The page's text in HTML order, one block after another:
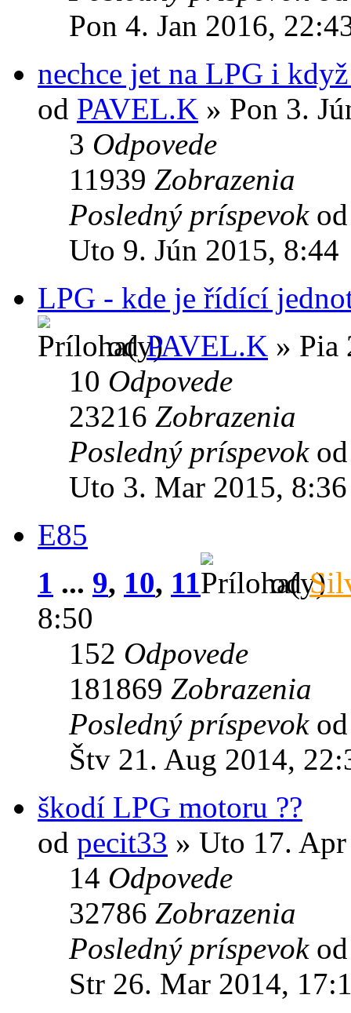
Pon 4. Jan 2016,
nechce jet na LPG i
od PAVEL.K » Pon 3.
3 Odpovede
11939 Zobrazenia
Posledný príspevok
Uto 9. Jún 2015, 8:44
LPG - kde je řídící
odPAVEL.K » Pia
10 Odpovede
23216 Zobrazenia
Posledný príspevok
Uto 3. Mar 2015, 8:36
E85
1 ... 9, 10, 11 od
8:50
152 Odpovede
181869 Zobrazenia
Posledný príspevok
Štv 21. Aug 2014,
škodí LPG motoru ??
od pecit33 » Uto 17.
14 Odpovede
32786 Zobrazenia
Posledný príspevok
Str 26. Mar 2014,